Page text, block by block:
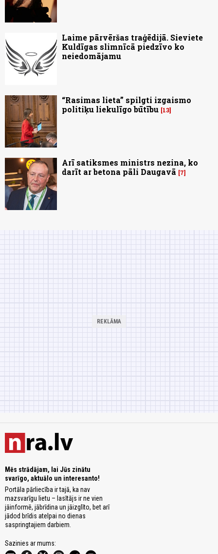
Laime pārvēršas traģēdijā. Sieviete
Kuldīgas slimnīcā piedzīvo ko
neiedomājamu
“Rasimas lieta” spilgti izgaismo
politiķu liekulīgo būtību 13
Arī satiksmes ministrs nezina, ko
darīt ar betona pāli Daugavā
7
Mēs strādājam, lai Jūs zinātu
svarīgo, aktuālo un interesanto!
Portāla pārliecība ir tajā, ka nav
mazsvarīgu lietu – lasītājs ir ne vien
jāinformē, jābrīdina un jāizglīto, bet arī
jādod brīdis atelpai no dienas
saspringtajiem darbiem.
Sazinies ar mums: